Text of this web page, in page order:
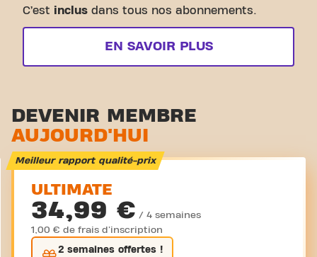
C’est inclus dans tous nos abonnements.
EN SAVOIR PLUS
DEVENIR MEMBRE
AUJOURD'HUI
Meilleur rapport qualité-prix
ULTIMATE
34,99 € / 4 semaines
1,00 € de frais d'inscription
2 semaines offertes !